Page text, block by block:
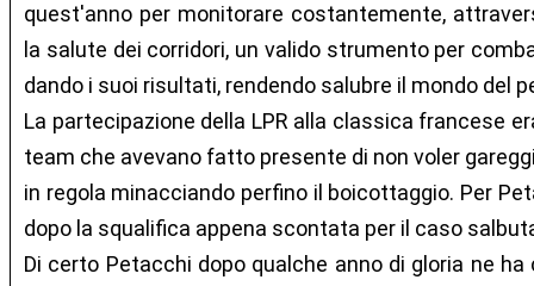
quest'anno per monitorare costantemente,
la salute dei corridori, un valido strumento per
dando i suoi risultati, rendendo salubre il mondo del
La partecipazione della LPR alla classica francese
team che avevano fatto presente di non voler
in regola minacciando perfino il boicottaggio. Per
dopo la squalifica appena scontata per il caso
Di certo Petacchi dopo qualche anno di gloria ne